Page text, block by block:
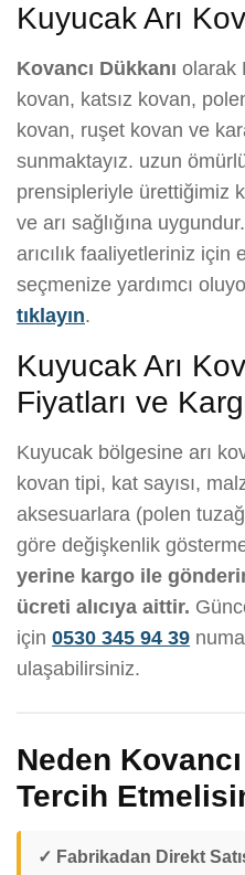
Kuyucak Arı
Kovancı Dükkanı olarak
kovan, katsız kovan,
kovan, ruşet kovan ve
sunmaktayız. uzun
prensipleriyle ürettiğimiz
ve arı sağlığına
arıcılık faaliyetleriniz
seçmenize yardımcı
tıklayın.
Kuyucak Arı
Fiyatları ve
Kuyucak bölgesine arı
kovan tipi, kat sayısı,
aksesuarlara (polen
göre değişkenlik
yerine kargo ile
ücreti alıcıya aittir.
için 0530 345 94 39
ulaşabilirsiniz.
Neden
Tercih
✓ Fabrikadan Direkt